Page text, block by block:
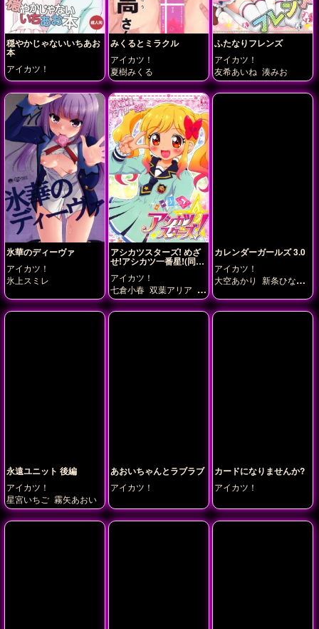
穏やかじゃないいちあお
本
アイカツ！
みくるとミラクル
アイカツ！
夏樹みくる
ふたなりフレンズ
アイカツ！
友希あいね 湊みお
氷華のディーヴァ
アイカツ！
氷上スミレ
アシカツスターズ! めざ
せ!アシカツ一番星!(同人
アイカツ！
七倉小春 双葉アリア 早
乙女あこ 花園きらら 虹
野ゆめ
カレンダーガールズ 3.0
アイカツ！
大空あかり
新条ひなき
紅林珠璃
永遠ユニット 後編
アイカツ！
星宮いちご 霧矢あおい
あおいちゃんとラブラブ
アイカツ！
カードになりませんか?
アイカツ！